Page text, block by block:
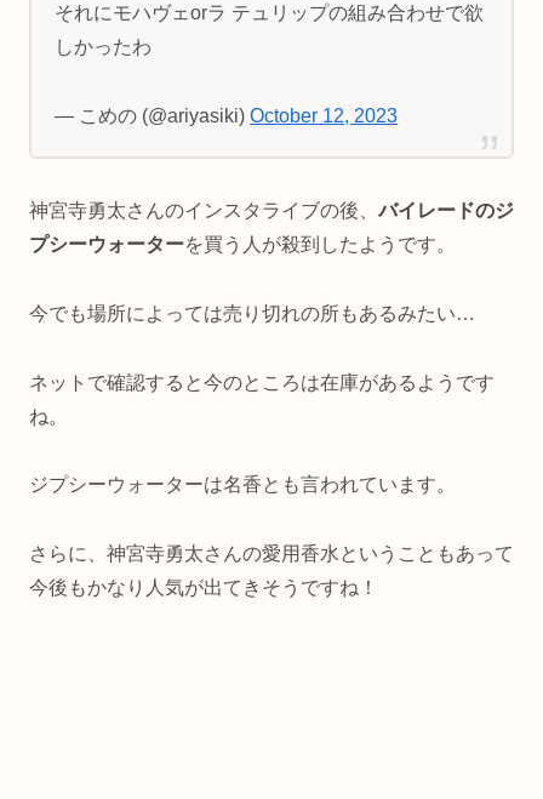
それにモハヴェorラ テュリップの組み合わせで欲
しかったわ
— こめの (@ariyasiki)October 12, 2023
神宮寺勇太さんのインスタライブの後、バイレードのジ
プシーウォーターを買う人が殺到したようです。
今でも場所によっては売り切れの所もあるみたい…
ネットで確認すると今のところは在庫があるようです
ね。
ジプシーウォーターは名香とも言われています。
さらに、神宮寺勇太さんの愛用香水ということもあって
今後もかなり人気が出てきそうですね！